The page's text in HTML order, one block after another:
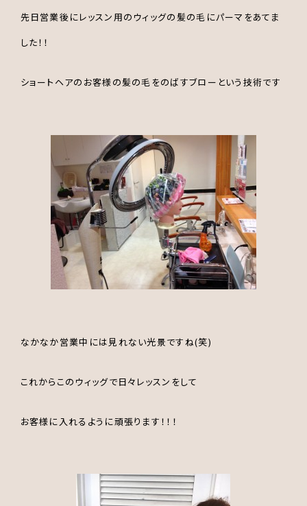
先日営業後にレッスン用のウィッグの髪の毛にパーマをあてま
した！！
ショートヘアのお客様の髪の毛をのばすブローという技術です
なかなか営業中には見れない光景ですね(笑)
これからこのウィッグで日々レッスンをして
お客様に入れるように頑張ります！！！